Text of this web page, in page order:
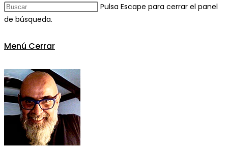
Pulsa Escape para cerrar el panel
de búsqueda.
Menú Cerrar